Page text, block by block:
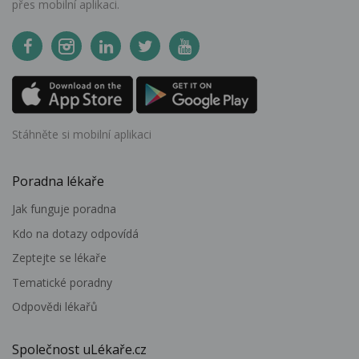
přes mobilní aplikaci.
Stáhněte si mobilní aplikaci
Poradna lékaře
Jak funguje poradna
Kdo na dotazy odpovídá
Zeptejte se lékaře
Tematické poradny
Odpovědi lékařů
Společnost uLékaře.cz